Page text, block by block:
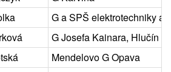
G a SPŠ elektrotechniky a
G Josefa Kainara, Hlučín
Mendelovo G Opava